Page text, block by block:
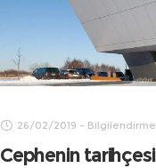
26/02/2019 - Bilgilendirme
Cephenin tarihçesi